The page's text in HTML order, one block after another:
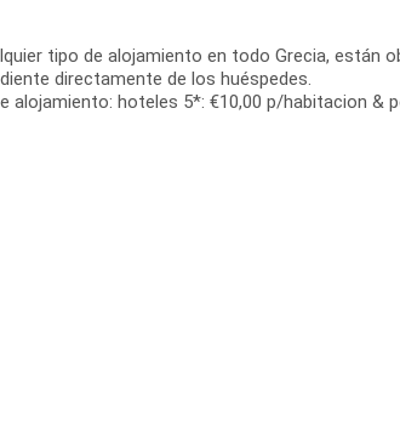
tipo de alojamiento en todo Grecia, están
directamente de los huéspedes.
alojamiento: hoteles 5*: €10,00 p/habitacion &